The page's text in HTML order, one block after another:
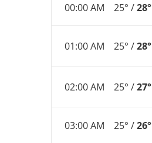
00:00 AM 25° /28°
01:00 AM 25° /28°
02:00 AM 25° /27°
03:00 AM 25° /26°